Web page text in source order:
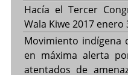
Hacía el Tercer
Wala Kiwe 2017 enero
Movimiento indígena
en máxima alerta
atentados de